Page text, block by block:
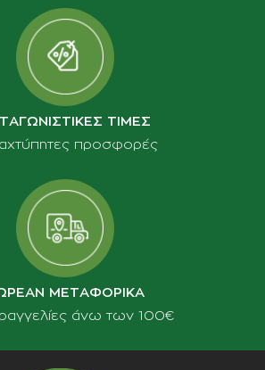
ΤΙΜΕΣ
αχτύπητες προσφορές
ΜΕΤΑΦΟΡΙΚΑ
άνω των 100€